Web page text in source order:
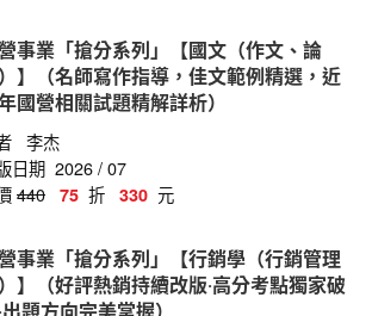
事業「搶分系列」【國文（作文、論
】（名師寫作指導，佳文範例精選，近
國營相關試題精解詳析）
李杰
日期 2026 / 07
440 75 折 330 元
事業「搶分系列」【行銷學（行銷管理
】（好評熱銷持續改版‧高分考點獨家破